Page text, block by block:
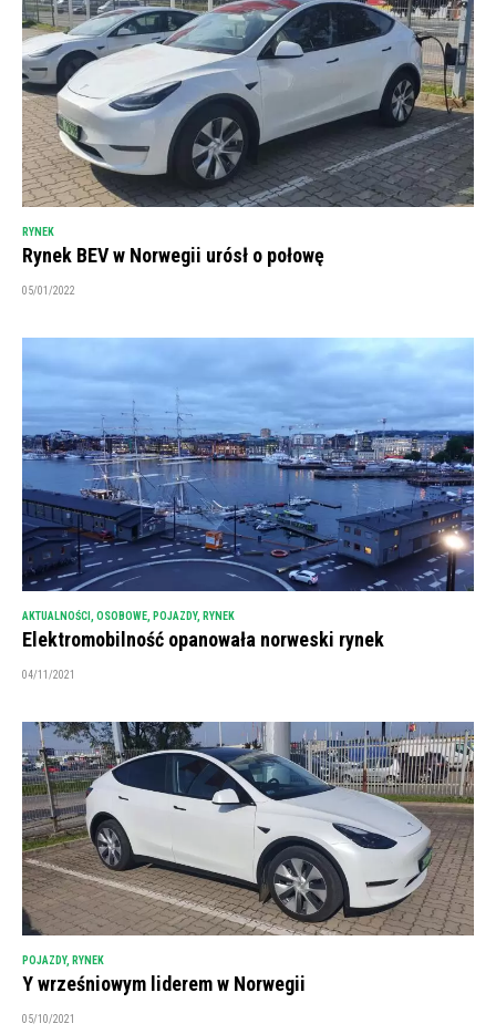
RYNEK
Rynek BEV w Norwegii urósł o połowę
05/01/2022
AKTUALNOŚCI , OSOBOWE, POJAZDY, RYNEK
Elektromobilność opanowała norweski rynek
04/11/2021
POJAZDY, RYNEK
Y wrześniowym liderem w Norwegii
05/10/2021